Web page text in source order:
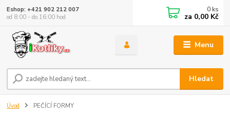
Menu
Hledat
Eshop: +421 902 212 007
od 8:00 - do 16:00 hod
0 ks
za 0,00 Kč
Úvod PEČÍCÍ FORMY